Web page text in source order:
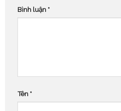
Bình luận *
Tên *